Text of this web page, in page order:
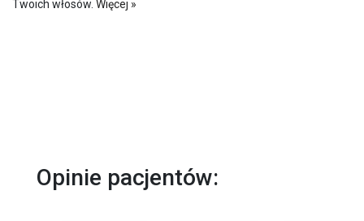
Twoich włosów. Więcej »
Opinie pacjentów: